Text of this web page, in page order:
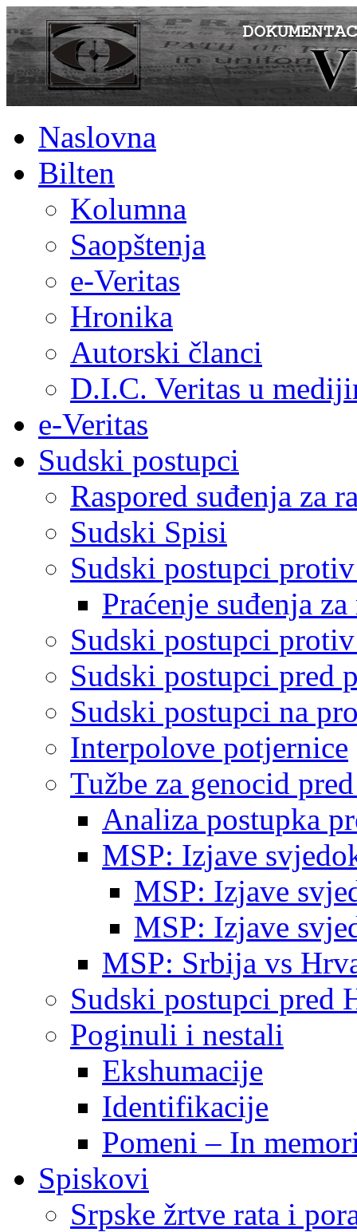
Naslovna
Bilten
Kolumna
Saopštenja
e-Veritas
Hronika
Autorski članci
D.I.C. Veritas u
e-Veritas
Sudski postupci
Raspored suđenja za
Sudski Spisi
Sudski postupci
Praćenje suđenja
Sudski postupci
Sudski postupci pred
Sudski postupci na
Interpolove potjernice
Tužbe za genocid
Analiza postupka
MSP: Izjave
MSP: Izjave
MSP: Izjave
MSP: Srbija vs
Sudski postupci pred
Poginuli i nestali
Ekshumacije
Identifikacije
Pomeni – In
Spiskovi
Srpske žrtve rata i